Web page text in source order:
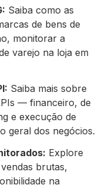
Saiba como as
de bens de
monitorar a
varejo na loja em
Saiba mais sobre
— financeiro, de
e execução de
geral dos negócios.
Explore
brutas,
na